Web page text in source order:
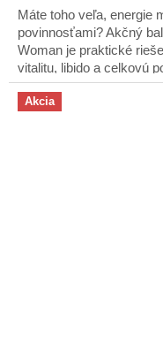
z
hviezdičiek.
Máte toho veľa, energie
povinnosťami? Akčný
Woman je praktické
vitalitu, libido a celkovú
Akcia